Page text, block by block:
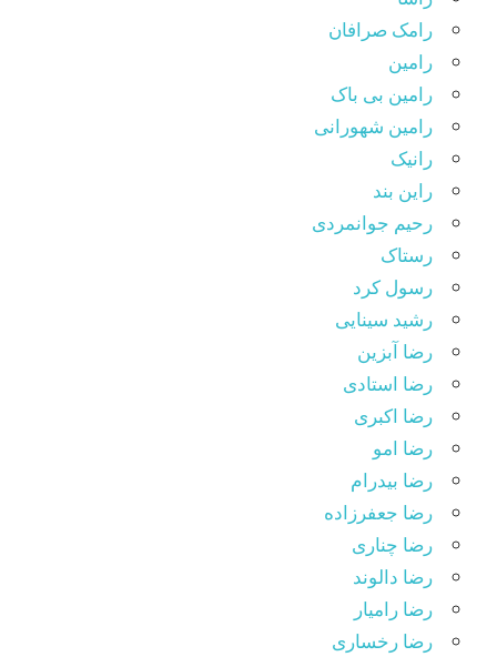
رامک صرافان
رامین
رامین بی باک
رامین شهورانی
رانیک
راین بند
رحیم جوانمردی
رستاک
رسول کرد
رشید سینایی
رضا آبزین
رضا استادی
رضا اکبری
رضا امو
رضا بیدرام
رضا جعفرزاده
رضا چناری
رضا دالوند
رضا رامیار
رضا رخساری